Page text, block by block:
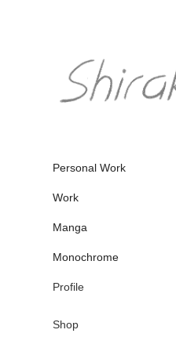
Personal Work
Work
Manga
Monochrome
Profile
Shop